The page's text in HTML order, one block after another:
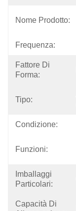
Nome Prodotto:
Frequenza:
Fattore Di
Forma:
Tipo:
Condizione:
Funzioni:
Imballaggi
Particolari:
Capacità Di